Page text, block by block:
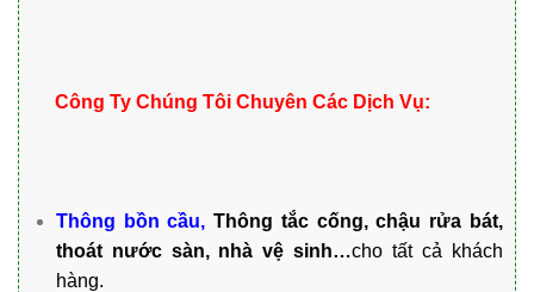
Công Ty Chúng Tôi Chuyên Các Dịch Vụ:
Thông bồn cầu, Thông tắc cống, chậu rửa bát,
thoát nước sàn, nhà vệ sinh…cho tất cả khách
hàng.